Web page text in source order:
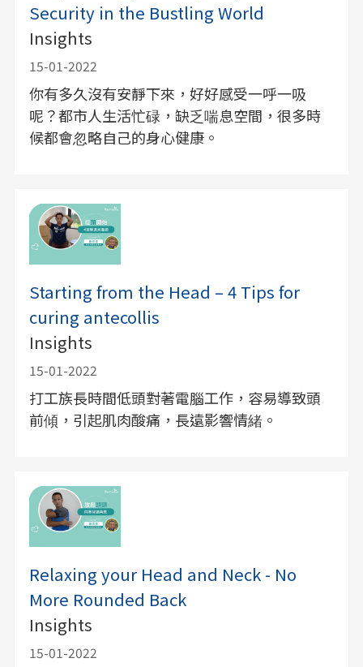
Security in the Bustling World
Insights
15-01-2022
你有多久沒有安靜下來，好好感受一呼一吸
呢？都市人生活忙碌，缺乏喘息空間，很多時
候都會忽略自己的身心健康。
Starting from the Head – 4 Tips for
curing antecollis
Insights
15-01-2022
打工族長時間低頭對著電腦工作，容易導致頭
前傾，引起肌肉酸痛，長遠影響情緒。
Relaxing your Head and Neck - No
More Rounded Back
Insights
15-01-2022